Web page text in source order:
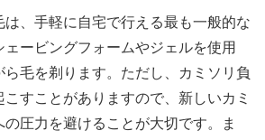
は、手軽に自宅で行える最も一般的な
ービングフォームやジェルを使用
ら毛を剃ります。ただし、カミソリ負
すことがありますので、新しいカミ
圧力を避けることが大切です。ま